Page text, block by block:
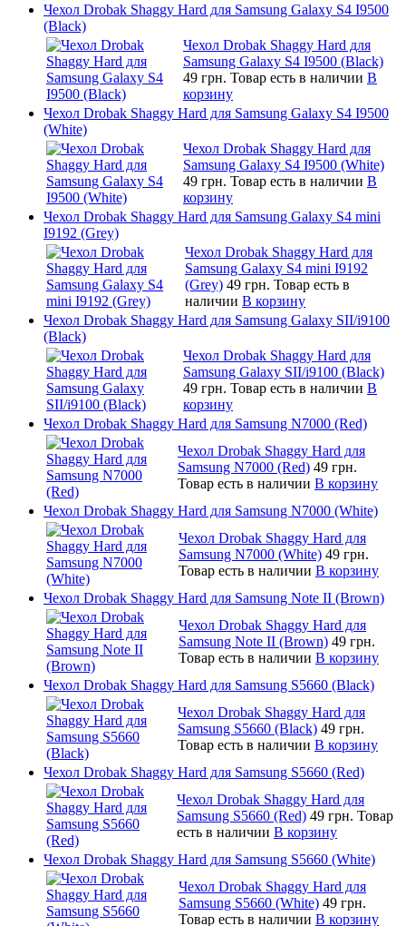
Чехол Drobak Shaggy Hard для Samsung Galaxy S4 I9500
(Black)
Чехол Drobak Shaggy Hard для
Samsung Galaxy S4 I9500 (Black)
49 грн. Товар есть в наличии В
корзину
Чехол Drobak Shaggy Hard для Samsung Galaxy S4 I9500
(White)
Чехол Drobak Shaggy Hard для
Samsung Galaxy S4 I9500 (White)
49 грн. Товар есть в наличии В
корзину
Чехол Drobak Shaggy Hard для Samsung Galaxy S4 mini
I9192 (Grey)
Чехол Drobak Shaggy Hard для
Samsung Galaxy S4 mini I9192
(Grey) 49 грн. Товар есть в
наличии В корзину
Чехол Drobak Shaggy Hard для Samsung Galaxy SII/i9100
(Black)
Чехол Drobak Shaggy Hard для
Samsung Galaxy SII/i9100 (Black)
49 грн. Товар есть в наличии В
корзину
Чехол Drobak Shaggy Hard для Samsung N7000 (Red)
Чехол Drobak Shaggy Hard для
Samsung N7000 (Red) 49 грн.
Товар есть в наличии В корзину
Чехол Drobak Shaggy Hard для Samsung N7000 (White)
Чехол Drobak Shaggy Hard для
Samsung N7000 (White) 49 грн.
Товар есть в наличии В корзину
Чехол Drobak Shaggy Hard для Samsung Note II (Brown)
Чехол Drobak Shaggy Hard для
Samsung Note II (Brown) 49 грн.
Товар есть в наличии В корзину
Чехол Drobak Shaggy Hard для Samsung S5660 (Black)
Чехол Drobak Shaggy Hard для
Samsung S5660 (Black) 49 грн.
Товар есть в наличии В корзину
Чехол Drobak Shaggy Hard для Samsung S5660 (Red)
Чехол Drobak Shaggy Hard для
Samsung S5660 (Red) 49 грн. Товар
есть в наличии В корзину
Чехол Drobak Shaggy Hard для Samsung S5660 (White)
Чехол Drobak Shaggy Hard для
Samsung S5660 (White) 49 грн.
Товар есть в наличии В корзину